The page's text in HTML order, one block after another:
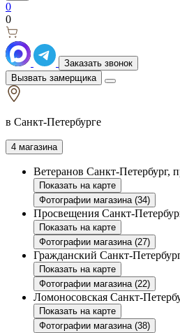
0
0
Заказать звонок
Вызвать замерщика
в Санкт-Петербурге
4 магазина
Ветеранов Санкт-Петербург,
Показать на карте
Фотографии магазина (34)
Просвещения Санкт-
Показать на карте
Фотографии магазина (27)
Гражданский Санкт-
Показать на карте
Фотографии магазина (22)
Ломоносовская Санкт-
Показать на карте
Фотографии магазина (38)